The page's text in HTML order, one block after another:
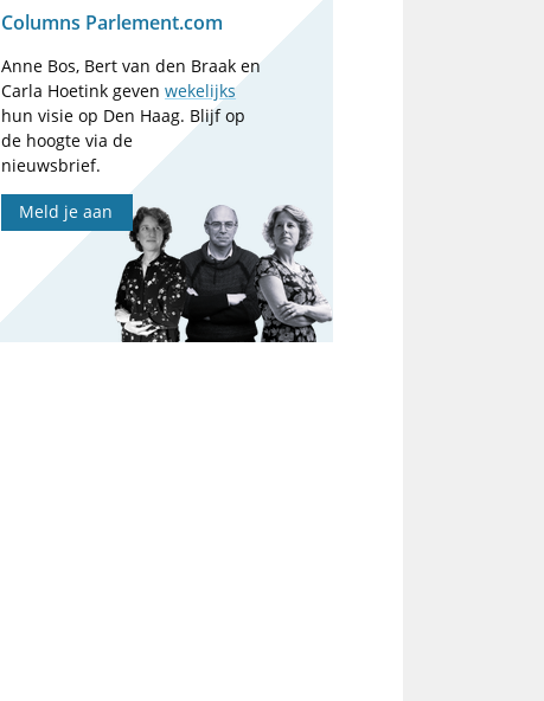
Columns Parlement.com
Anne Bos, Bert van den Braak en
Carla Hoetink gevenwekelijks
hun visie op Den Haag. Blijf op
de hoogte via de
nieuwsbrief.
Meld je aan